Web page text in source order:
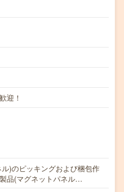
迎！
)のピッキングおよび梱包作
品(マグネットパネル…